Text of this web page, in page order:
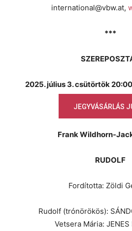
international@vbw.at,
***
2025. július 3. csütörtök 20:00
JEGYVÁSÁRLÁS
Frank Wildhorn-
RUDOLF
Fordította: Zöldi
Rudolf (trónörökös):
Vetsera Mária: JENES